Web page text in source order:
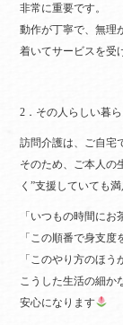
非常に重要です。
動作が丁寧で、無理
着いてサービスを受
2．その人らしい暮
訪問介護は、ご自宅
そのため、ご本人の
く”支援していても
「いつもの時間にお
「この順番で身支度
「このやり方のほう
こうした生活の細か
安心になります